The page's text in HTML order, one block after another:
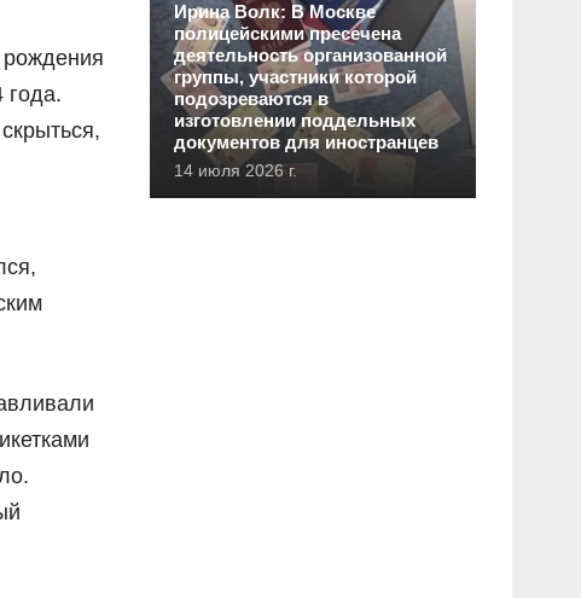
рождения
Ирина Волк: В Москве
полицейскими пресечена
деятельность организованной
группы, участники которой
подозреваются в
изготовлении поддельных
документов для иностранцев
14 июля 2026 г.